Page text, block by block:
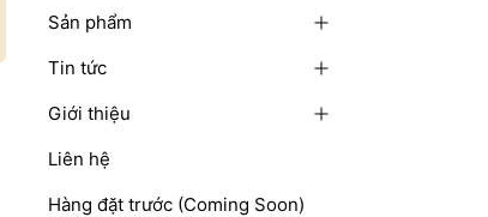
Sản phẩm
Tin tức
Giới thiệu
Liên hệ
Hàng đặt trước (Coming Soon)